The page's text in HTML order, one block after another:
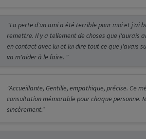
"La perte d'un ami a été terrible pour moi et j'ai
remettre. Il y a tellement de choses que j'aurais
en contact avec lui et lui dire tout ce que j'avais
va m'aider à le faire. "
"Accueillante, Gentille, empathique, précise. Ce
consultation mémorable pour chaque personne.
sincèrement."